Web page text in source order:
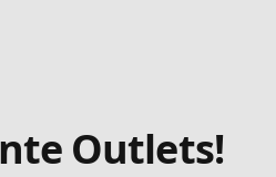
Outlets!